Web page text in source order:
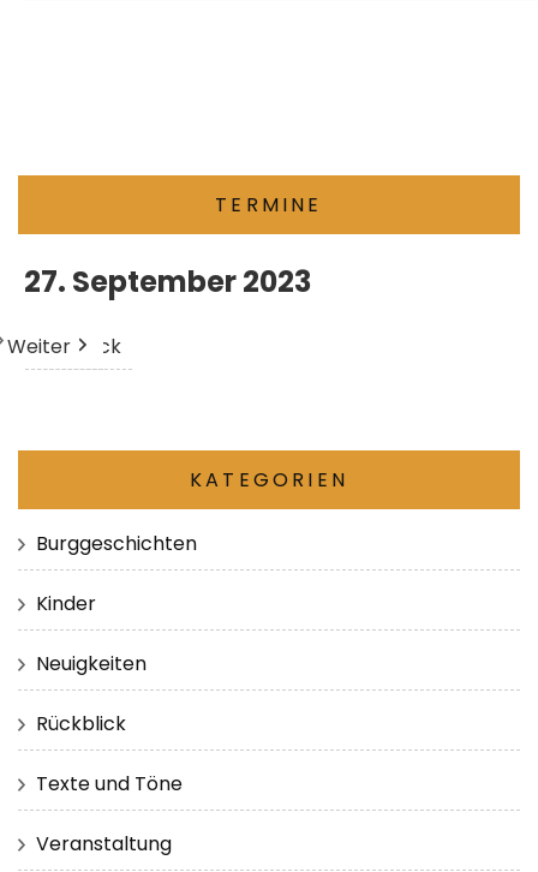
TERMINE
27. September 2023
Zurück
Heute
Weiter
KATEGORIEN
Burggeschichten
Kinder
Neuigkeiten
Rückblick
Texte und Töne
Veranstaltung